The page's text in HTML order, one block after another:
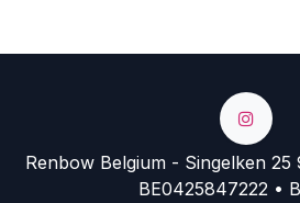
Renbow Belgium - Singelken
BE0425847222 •